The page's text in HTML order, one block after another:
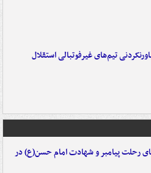
تیم‌های غیرفوتبالی استقلال
رحلت پیامبر و شهادت امام حسن(ع) در